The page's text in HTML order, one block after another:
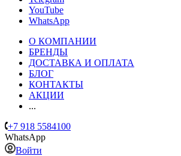
YouTube
WhatsApp
О КОМПАНИИ
БРЕНДЫ
ДОСТАВКА И ОПЛАТА
БЛОГ
КОНТАКТЫ
АКЦИИ
...
+7 918 5584100
WhatsApp
Войти